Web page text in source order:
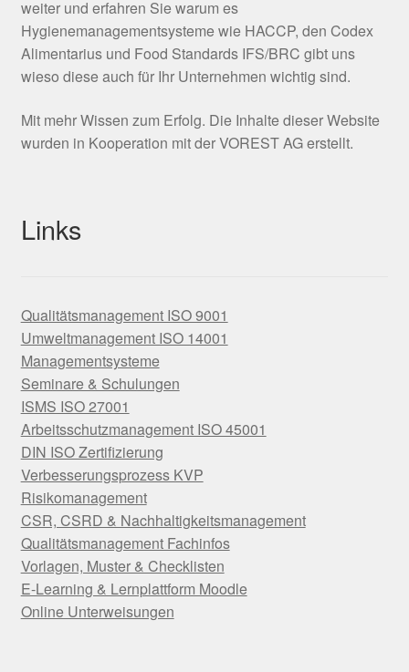
weiter und erfahren Sie warum es
Hygienemanagementsysteme wie HACCP, den Codex
Alimentarius und Food Standards IFS/BRC gibt uns
wieso diese auch für Ihr Unternehmen wichtig sind.
Mit mehr Wissen zum Erfolg. Die Inhalte dieser Website
wurden in Kooperation mit der VOREST AG erstellt.
Links
Qualitätsmanagement ISO 9001
Umweltmanagement ISO 14001
Managementsysteme
Seminare & Schulungen
ISMS ISO 27001
Arbeitsschutzmanagement ISO 45001
DIN ISO Zertifizierung
Verbesserungsprozess KVP
Risikomanagement
CSR, CSRD & Nachhaltigkeitsmanagement
Qualitätsmanagement Fachinfos
Vorlagen, Muster & Checklisten
E-Learning & Lernplattform Moodle
Online Unterweisungen